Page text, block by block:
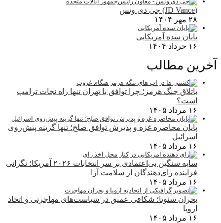
(JD Vance) جی دی ونس
۲۸ مهر ۱۴۰۴
پایان سده آمریکایی
۱۶ خرداد ۱۴۰۴
آخرین مطالب
باتلاق جنگ هرمز؛ چرا توافق با تهران تنها راه نجات ترامپ
است؟
۱۶ مرداد ۱۴۰۵
پایان محاصره غزه و پذیرش توافق صلح؛ تنها گزینه پیش‌روی
اسرائیل
۱۶ مرداد ۱۴۰۵
سایه سنگین بی‌اعتمادی بر سر انتخابات ۲۰۲۶ آمریکا؛ نگرانی
فزاینده رای‌دهندگان از سلامت آرا
۱۶ مرداد ۱۴۰۵
بحران سئوتا؛ شکافی عمیق در سیاست‌های مهاجرتی و اتحاد
اروپا
۱۶ مرداد ۱۴۰۵